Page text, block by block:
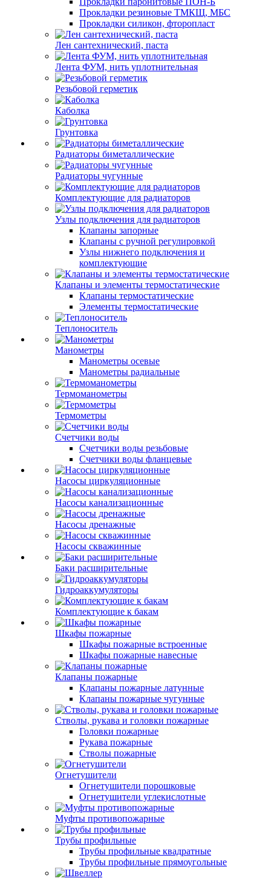
Прокладки резиновые ТМКЩ, МБС
Прокладки силикон, фторопласт
Лен сантехнический, паста
Лента ФУМ, нить уплотнительная
Резьбовой герметик
Каболка
Грунтовка
Радиаторы биметаллические
Радиаторы чугунные
Комплектующие для радиаторов
Узлы подключения для радиаторов
Клапаны запорные
Клапаны с ручной регулировкой
Узлы нижнего подключения и
комплектующие
Клапаны и элементы термостатические
Клапаны термостатические
Элементы термостатические
Теплоноситель
Манометры
Манометры осевые
Манометры радиальные
Термоманометры
Термометры
Счетчики воды
Счетчики воды резьбовые
Счетчики воды фланцевые
Насосы циркуляционные
Насосы канализационные
Насосы дренажные
Насосы скважинные
Баки расширительные
Гидроаккумуляторы
Комплектующие к бакам
Шкафы пожарные
Шкафы пожарные встроенные
Шкафы пожарные навесные
Клапаны пожарные
Клапаны пожарные латунные
Клапаны пожарные чугунные
Стволы, рукава и головки пожарные
Головки пожарные
Рукава пожарные
Стволы пожарные
Огнетушители
Огнетушители порошковые
Огнетушители углекислотные
Муфты противопожарные
Трубы профильные
Трубы профильные квадратные
Трубы профильные прямоугольные